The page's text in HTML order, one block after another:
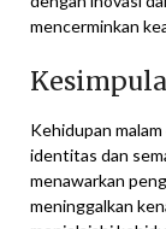
mencerminkan
Kehidupan
identitas dan
menawarkan
meninggalkan